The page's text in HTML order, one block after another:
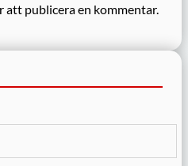
att publicera en kommentar.